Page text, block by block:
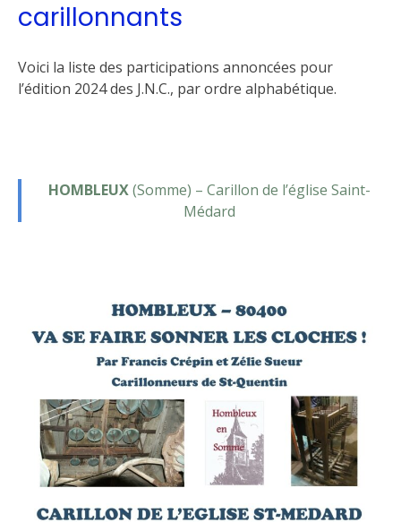
carillonnants
Voici la liste des participations annoncées pour
l’édition 2024 des J.N.C., par ordre alphabétique.
HOMBLEUX(Somme) – Carillon de l’église Saint-
Médard